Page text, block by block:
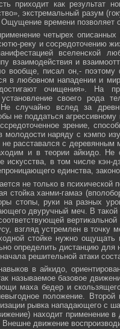
приходит как результат
экстремальный разум
времени позволяет
четырех
реку и сосредоточению
вселенской
взаимодействия и
вообще, писал он,- поэтому
в любовном нападении и
очищения». На
установление своего рода
случайно вслед за
не поддаться
зрение,
молодости наряду с кэмпо
расставался с деревянным
и в теории айкидо. Не
искусства, в том числе
единства,
не только в психической
стойка ханми-гамаэ
стопы, руки на разных
двуручный меч. В такой
взгляд устремлен в точку
стойке нужно ощущать
определить дистанцию
решительной атаки
в айкидо,
называемое базовое
маха бедер и
положение.
рывка нападающего с
находит применение в
движение